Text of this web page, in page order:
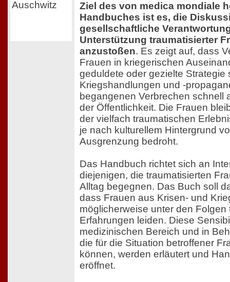
Ziel des von medica mondiale
Handbuches ist es, die
gesellschaftliche
Unterstützung traumatisierter
anzustoßen. Es zeigt auf, dass
Frauen in kriegerischen
geduldete oder gezielte Strategie
Kriegshandlungen und -
begangenen Verbrechen schnell
der Öffentlichkeit. Die Frauen
der vielfach traumatischen
je nach kulturellem Hintergrund
Ausgrenzung bedroht.
Das Handbuch richtet sich an
diejenigen, die traumatisierten
Alltag begegnen. Das Buch soll
dass Frauen aus Krisen- und
möglicherweise unter den Folgen
Erfahrungen leiden. Diese
medizinischen Bereich und in
die für die Situation betroffener
können, werden erläutert und
eröffnet.